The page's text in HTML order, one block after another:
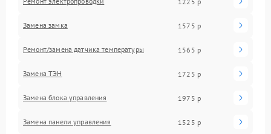
Замена замка 1575 р
Ремонт/замена датчика температуры 1565 р
Замена ТЭН 1725 р
Замена блока управления 1975 р
Замена панели управления 1525 р